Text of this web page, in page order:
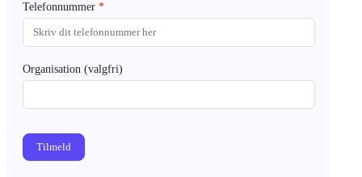
Telefonnummer *
Organisation (valgfri)
Tilmeld